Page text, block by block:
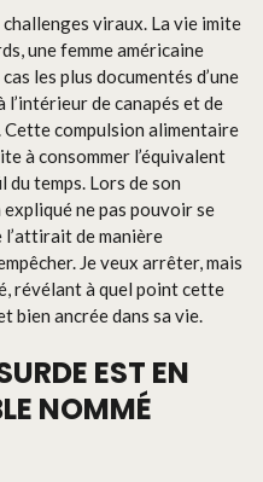
viraux. La vie imite
une femme américaine
les plus documentés d’une
de canapés et de
compulsion alimentaire
à consommer l’équivalent
du temps. Lors de son
ne pas pouvoir se
de manière
Je veux arrêter, mais
révélant à quel point cette
bien ancrée dans sa vie.
EST EN
NOMMÉ